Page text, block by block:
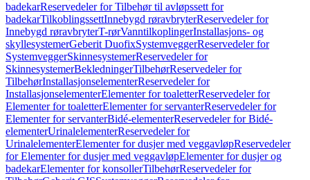
badekarReservedeler for Tilbehør til avløpssett for
badekarTilkoblingssettInnebygd røravbryterReservedeler for
Innebygd røravbryterT-rørVanntilkoplingerInstallasjons- og
skyllesystemerGeberit DuofixSystemveggerReservedeler for
SystemveggerSkinnesystemerReservedeler for
SkinnesystemerBekledningerTilbehørReservedeler for
TilbehørInstallasjonselementerReservedeler for
InstallasjonselementerElementer for toaletterReservedeler for
Elementer for toaletterElementer for servanterReservedeler for
Elementer for servanterBidé-elementerReservedeler for Bidé-
elementerUrinalelementerReservedeler for
UrinalelementerElementer for dusjer med veggavløpReservedeler
for Elementer for dusjer med veggavløpElementer for dusjer og
badekarElementer for konsollerTilbehørReservedeler for